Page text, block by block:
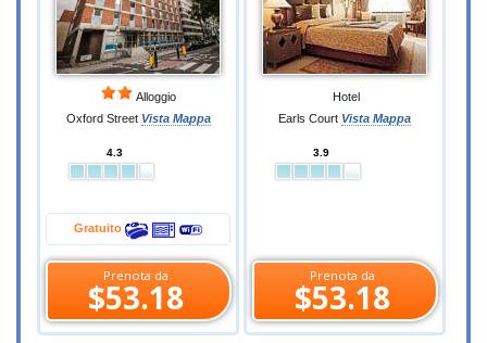
Alloggio
Oxford Street Vista Mappa
4.3
Gratuito
Prenota da
$53.18
Hotel
Earls Court Vista Mappa
3.9
Prenota da
$53.18